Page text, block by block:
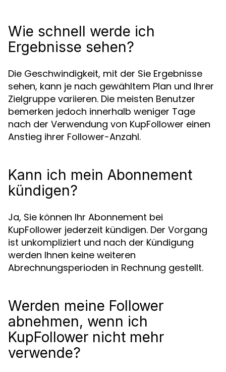
Wie schnell werde ich
Ergebnisse sehen?
Die Geschwindigkeit, mit der Sie Ergebnisse
sehen, kann je nach gewähltem Plan und Ihrer
Zielgruppe variieren. Die meisten Benutzer
bemerken jedoch innerhalb weniger Tage
nach der Verwendung von KupFollower einen
Anstieg ihrer Follower-Anzahl.
Kann ich mein Abonnement
kündigen?
Ja, Sie können Ihr Abonnement bei
KupFollower jederzeit kündigen. Der Vorgang
ist unkompliziert und nach der Kündigung
werden Ihnen keine weiteren
Abrechnungsperioden in Rechnung gestellt.
Werden meine Follower
abnehmen, wenn ich
KupFollower nicht mehr
verwende?